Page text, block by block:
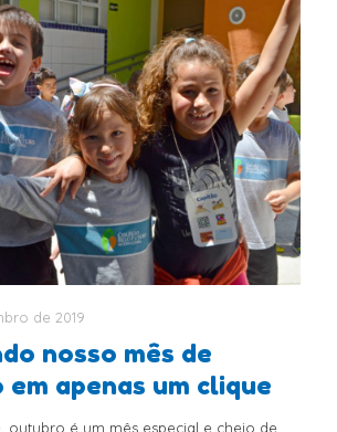
de 2019
nosso mês de
apenas um clique
outubro é um mês especial e cheio de